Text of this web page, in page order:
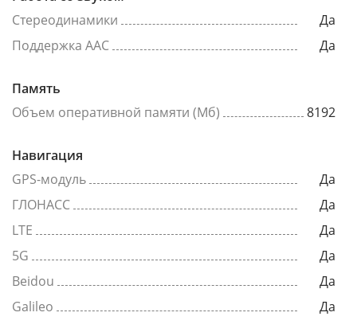
Стереодинамики
Да
Поддержка AAC
Да
Память
Объем оперативной памяти (Мб)
8192
Навигация
GPS-модуль
Да
ГЛОНАСС
Да
LTE
Да
5G
Да
Beidou
Да
Galileo
Да